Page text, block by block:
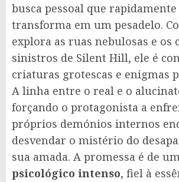
busca pessoal que rapidamente
transforma em um pesadelo.
explora as ruas nebulosas e os
sinistros de Silent Hill, ele é
criaturas grotescas e enigmas
A linha entre o real e o
forçando o protagonista a
próprios demónios internos
desvendar o mistério do
sua amada. A promessa é de
psicológico intenso, fiel à